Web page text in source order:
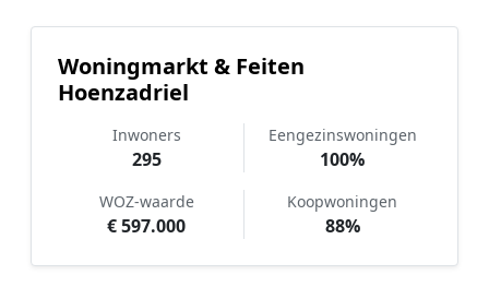
Woningmarkt & Feiten
Hoenzadriel
Inwoners
295
Eengezinswoningen
100%
WOZ-waarde
€ 597.000
Koopwoningen
88%